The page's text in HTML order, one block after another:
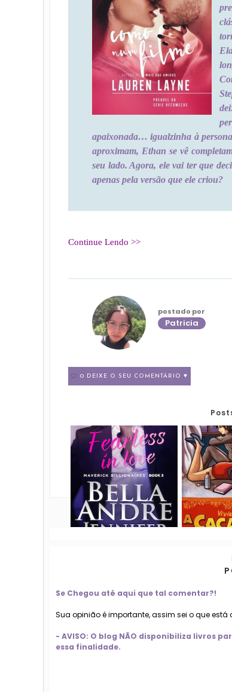
apaixonada… igualzinha à
aproximam, Ethan se vê
seu lado. Agora, ele vai ter que
apenas pela versão que ele criou?
Continue Lendo >>
postado por
Patricia
0 DEIXE O SEU COMENTÁRIO ♥
Se Chegou até aqui que tal comentar?!
Sua opinião é importante, assim sei o que
- AVISO: O blog NÃO disponibiliza livros
essa finalidade.